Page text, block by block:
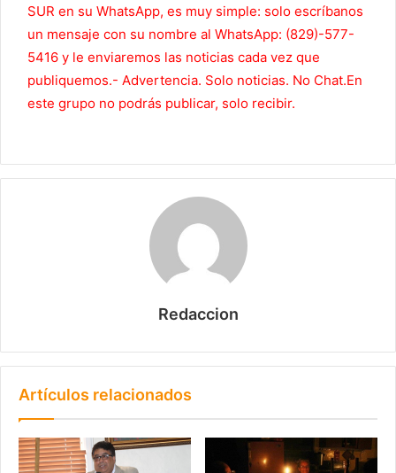
SUR en su WhatsApp, es muy simple: solo escríbanos
un mensaje con su nombre al WhatsApp: (829)-577-
5416 y le enviaremos las noticias cada vez que
publiquemos.- Advertencia. Solo noticias. No Chat.En
este grupo no podrás publicar, solo recibir.
Redaccion
Artículos relacionados